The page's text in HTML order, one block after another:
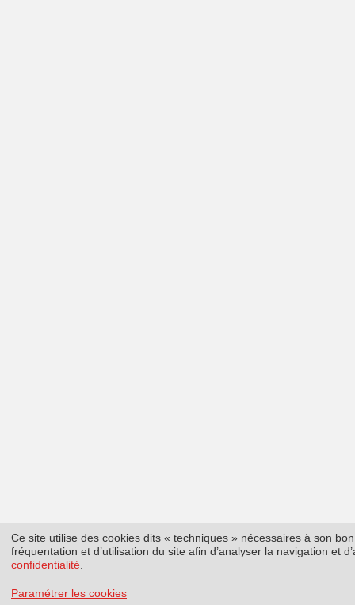
Ce site utilise des cookies dits « techniques » nécessaires à son
fréquentation et d’utilisation du site afin d’analyser la navigation et
confidentialité
Paramétrer les cookies